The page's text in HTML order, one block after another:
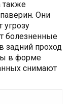
также
Они
угрозу
болезненные
задний проход
в форме
снимают